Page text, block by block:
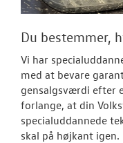
Du bestemmer,
Vi har
med at bevare
gensalgsværdi efter
forlange, at din
specialuddannede
skal på højkant igen.